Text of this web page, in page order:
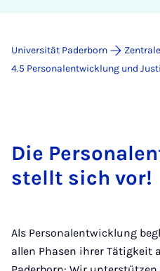
Universität Paderborn
4.5 Personalentwicklung und
Die
stellt sich vor!
Als Personalentwicklung
allen Phasen ihrer Tätigkeit